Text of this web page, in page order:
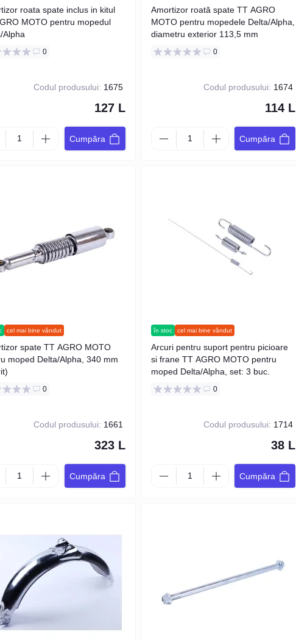
roata spate inclus in kitul
MOTO pentru mopedul
Alpha
0
Codul produsului: 1675
127 L
Cumpăra
Amortizor roată spate TT AGRO
MOTO pentru mopedele Delta/Alpha,
diametru exterior 113,5 mm
0
Codul produsului: 1674
114 L
Cumpăra
cel mai bine vândut
spate TT AGRO MOTO
moped Delta/Alpha, 340 mm
0
Codul produsului: 1661
323 L
Cumpăra
în stoc cel mai bine vândut
Arcuri pentru suport pentru picioare
si frane TT AGRO MOTO pentru
moped Delta/Alpha, set: 3 buc.
0
Codul produsului: 1714
38 L
Cumpăra